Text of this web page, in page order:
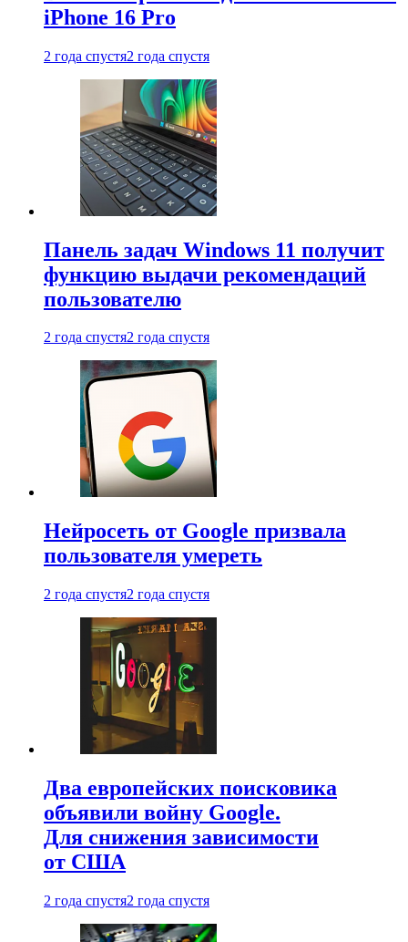
iPhone 16 Pro
2 года спустя2 года спустя
Панель задач Windows 11 получит
функцию выдачи рекомендаций
пользователю
2 года спустя2 года спустя
Нейросеть от Google призвала
пользователя умереть
2 года спустя2 года спустя
Два европейских поисковика
объявили войну Google.
Для снижения зависимости
от США
2 года спустя2 года спустя